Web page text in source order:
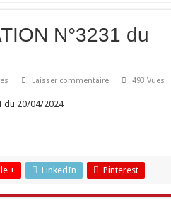
N°3231 du
Laisser commentaire 493 Vues
du 20/04/2024
+ LinkedIn Pinterest